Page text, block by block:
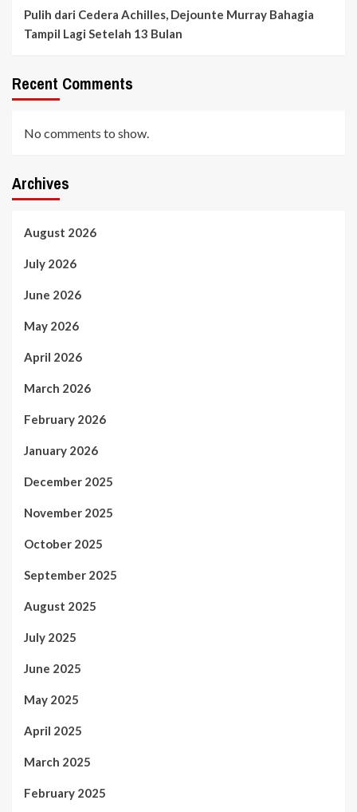
Pulih dari Cedera Achilles, Dejounte Murray Bahagia
Tampil Lagi Setelah 13 Bulan
Recent Comments
No comments to show.
Archives
August 2026
July 2026
June 2026
May 2026
April 2026
March 2026
February 2026
January 2026
December 2025
November 2025
October 2025
September 2025
August 2025
July 2025
June 2025
May 2025
April 2025
March 2025
February 2025